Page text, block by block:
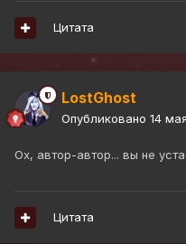
Цитата
LostGhost
Опубликовано 14
Ох, автор-автор... вы не
Цитата